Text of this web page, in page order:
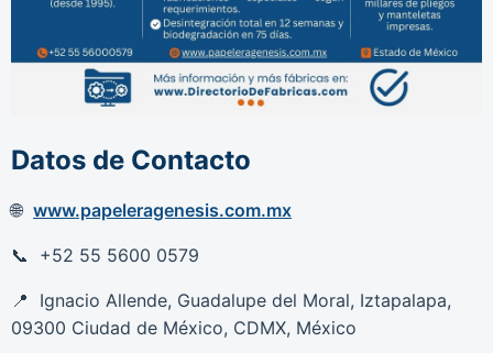
Datos de Contacto
www.papeleragenesis.com.mx
+52 55 5600 0579
Ignacio Allende, Guadalupe del Moral, Iztapalapa,
09300 Ciudad de México, CDMX, México